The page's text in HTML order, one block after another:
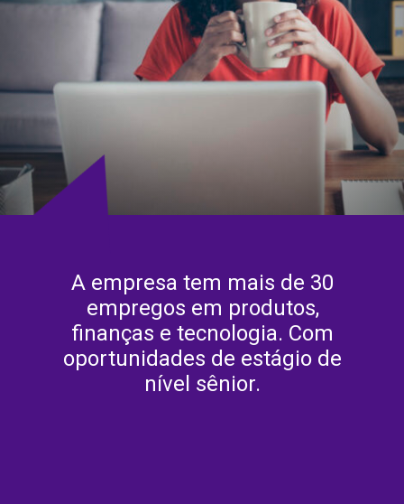
A empresa tem mais de 30
empregos em produtos,
finanças e tecnologia. Com
oportunidades de estágio de
nível sênior.